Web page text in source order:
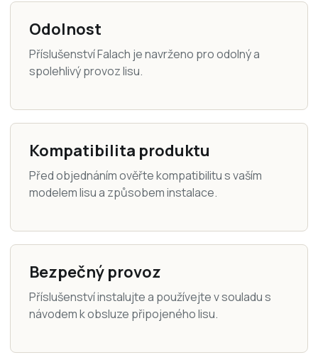
Odolnost
Příslušenství Falach je navrženo pro odolný a
spolehlivý provoz lisu.
Kompatibilita produktu
Před objednáním ověřte kompatibilitu s vaším
modelem lisu a způsobem instalace.
Bezpečný provoz
Příslušenství instalujte a používejte v souladu s
návodem k obsluze připojeného lisu.